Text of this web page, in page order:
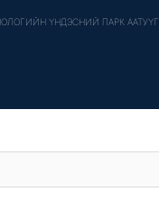
ҮНДЭСНИЙ ПАРК ААТУҮГ